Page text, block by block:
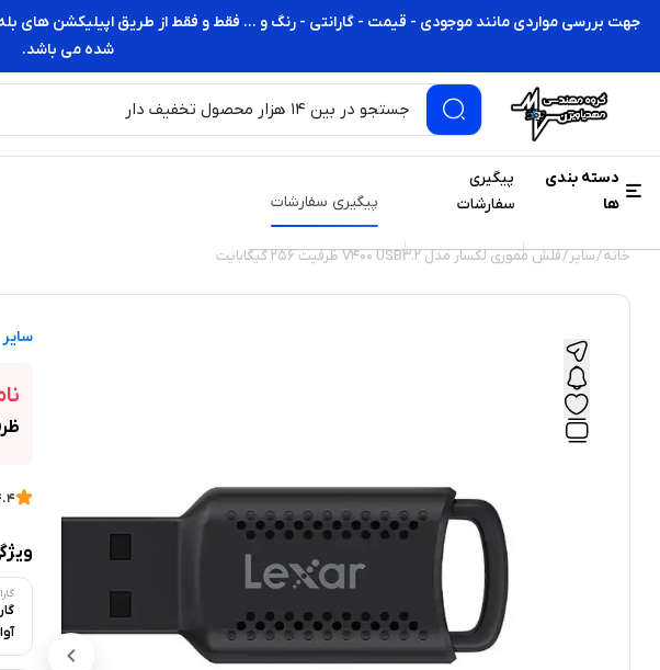
جهت بررسی مواردی مانند موجودی - قیمت - گارانتی - رنگ و ... فقط و فقط از طریق اپیلیکشن های
شده می باشد.
دسته بندی
ها
پیگیری
سفارشات
پیگیری سفارشات
خانه/سایر/ فلش مموری لکسار مدل V400 USB3.2 ظرفیت 256 گیگابایت
سایر